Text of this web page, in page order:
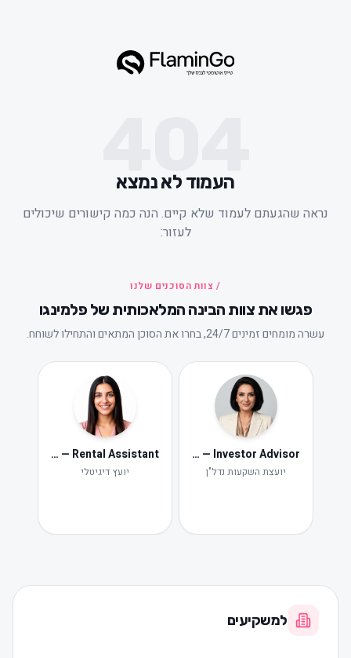
העמוד לא נמצא
שהגעתם לעמוד שלא קיים. הנה כמה קישורים שיכולים
לעזור:
/ צוות הסוכנים שלנו
פגשו את צוות הבינה המלאכותית של פלמינגו
עשרה מומחים זמינים 24/7, בחרו את הסוכן המתאים והתחילו לשוחח.
Iris — Investor Advisor
יועצת השקעות נדל"ן
Neta — Rental Assistant
יועץ דיגיטלי
למשקיעים